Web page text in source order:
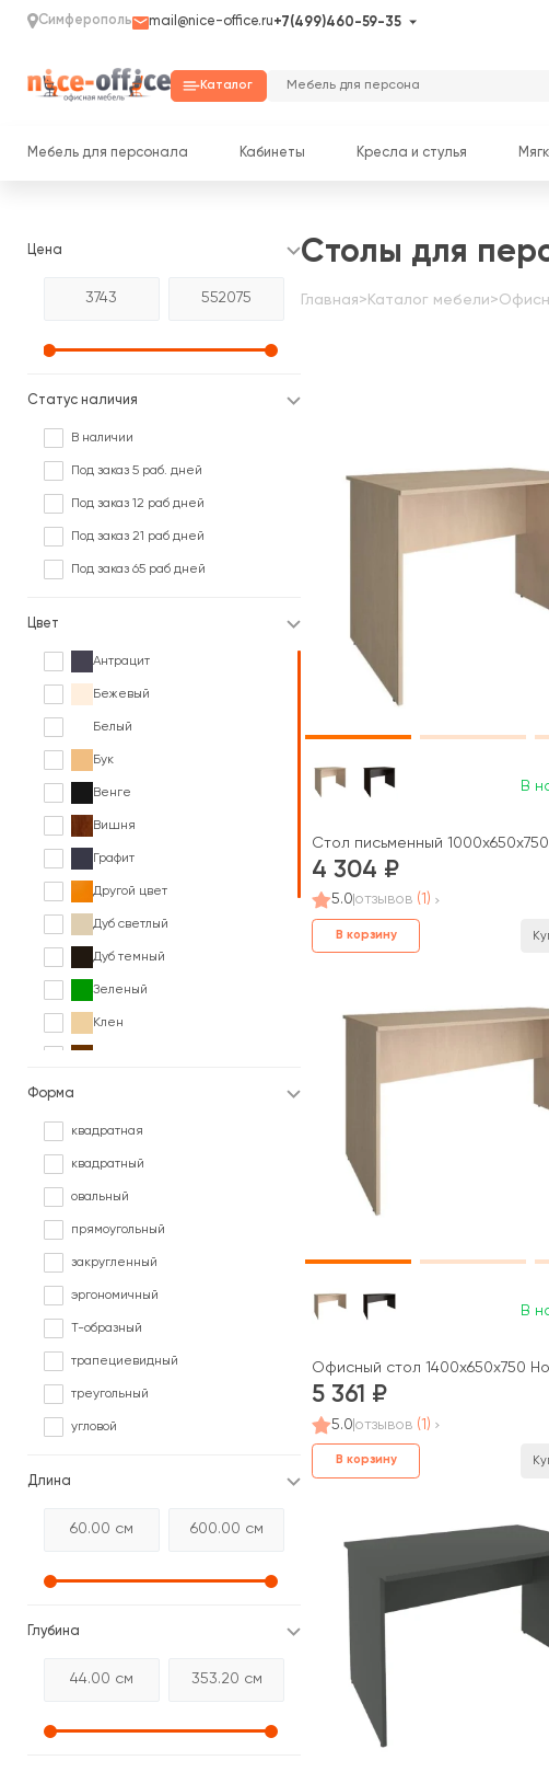
Симферополь mail@nice-office.ru+7(499)460-59-35
Каталог
Мебель для персонала Кабинеты Кресла и стулья
Цена
Статус наличия
В наличии
Под заказ 5 раб. дней
Под заказ 12 раб дней
Под заказ 21 раб дней
Под заказ 65 раб дней
Цвет
Антрацит
Бежевый
Белый
Бук
Венге
Вишня
Графит
Другой цвет
Дуб светлый
Дуб темный
Зеленый
Клен
Форма
квадратная
квадратный
овальный
прямоугольный
закругленный
эргономичный
Т-образный
трапециевидный
треугольный
угловой
Длина
Глубина
Столы для
Главная> Каталог мебели>
В
Стол письменный
4 304
5.0 отзывов (1)
В корзину
В
Офисный стол 1400x650x750
5 361
5.0 отзывов (1)
В корзину